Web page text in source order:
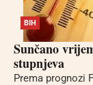
BIH
Sunčano
stupnjeva
Prema prognozi